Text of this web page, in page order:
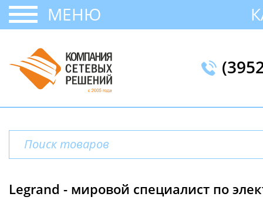
МЕНЮ
Legrand - мировой специалист по